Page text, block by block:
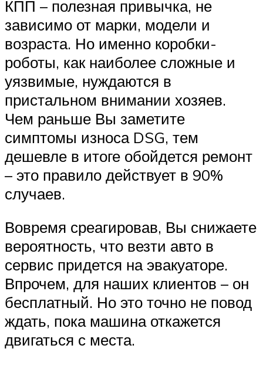
КПП – полезная привычка, не
зависимо от марки, модели и
возраста. Но именно коробки-
роботы, как наиболее сложные и
уязвимые, нуждаются в
пристальном внимании хозяев.
Чем раньше Вы заметите
симптомы износа DSG, тем
дешевле в итоге обойдется ремонт
– это правило действует в 90%
случаев.
Вовремя среагировав, Вы снижаете
вероятность, что везти авто в
сервис придется на эвакуаторе.
Впрочем, для наших клиентов – он
бесплатный. Но это точно не повод
ждать, пока машина откажется
двигаться с места.